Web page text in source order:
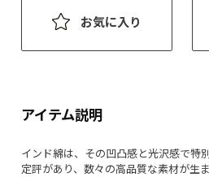
お気に入り
アイテム説明
インド綿は、その凹凸感と光沢感で特
定評があり、数々の高品質な素材が生